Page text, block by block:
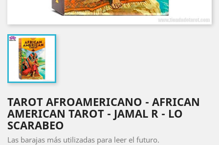
TAROT AFROAMERICANO - AFRICAN
AMERICAN TAROT - JAMAL R - LO
SCARABEO
Las barajas más utilizadas para leer el futuro.